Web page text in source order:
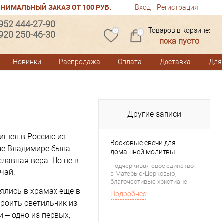
ЗАКАЗ ОТ 100 РУБ. Вход Регистрация
444-27-90
250-46-30
0 0 Товаров в корзине:
пока пусто
Новинки Распродажа Оплата Доставка
в Россию из
Владимире была
вера. Но не в
в храмах еще в
светильник из
– одно из первых,
Другие записи
Восковые свечи для
домашней молитвы
Подчеркивая своё единство
с Матерью-Церковью,
благочестивые христиане
имеют обычай возжигать
лампады и свечи не только в
молитвы. Преподобный
Подробнее